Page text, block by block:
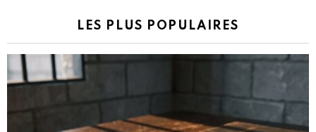
LES PLUS POPULAIRES